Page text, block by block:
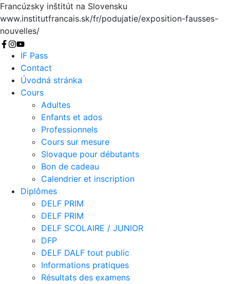
Francúzsky inštitút na Slovensku
www.institutfrancais.sk/fr/podujatie/exposition-fausses-
nouvelles/
Chercher
IF Pass
Contact
Úvodná stránka
Cours
Adultes
Enfants et ados
Professionnels
Cours sur mesure
Slovaque pour débutants
Bon de cadeau
Calendrier et inscription
Diplômes
DELF PRIM
DELF PRIM
DELF SCOLAIRE / JUNIOR
DFP
DELF DALF tout public
Informations pratiques
Résultats des examens